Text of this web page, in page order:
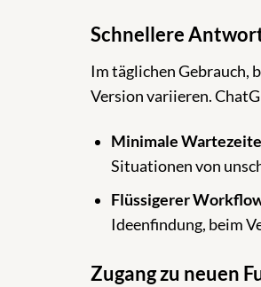
Schnellere
Im täglichen Gebrauch,
Version variieren.
Minimale
Situationen von
Flüssigerer
Ideenfindung, beim
Zugang zu neuen